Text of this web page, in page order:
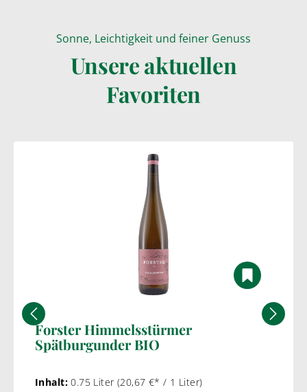
Wein online
Sonne, Leichtigkeit und feiner Genuss
Unsere aktuellen
Favoriten
Forster Himmelsstürmer
Spätburgunder BIO
Inhalt:0.75 Liter (20,67 €* / 1 Liter)